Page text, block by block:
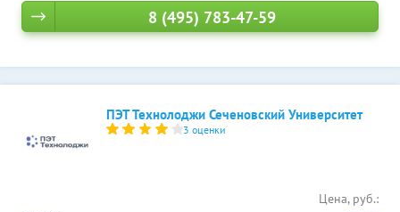
8 (495) 783-47-59
ПЭТ Технолоджи Сеченовский Университет
3 оценки
Цена, руб.: